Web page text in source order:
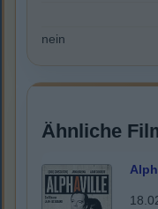
nein
Ähnliche